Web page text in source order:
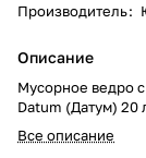
Производитель:
Описание
Мусорное ведро
Datum (Датум) 20
Все описание